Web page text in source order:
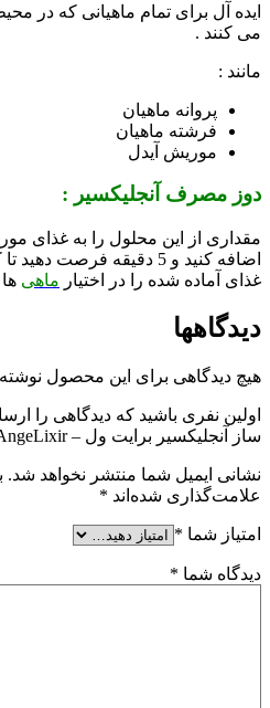
ایده آل برای تمام ماهیانی که در
می کنند .
مانند :
پروانه ماهیان
فرشته ماهیان
موریش آیدل
دوز مصرف آنجلیکسیر :
مقداری از این محلول را به غذای
اضافه کنید و 5 دقیقه
غذای آماده شده را در اختیار ماهی
دیدگاهها
هیچ دیدگاهی برای این محصول
اولین نفری باشید که دیدگاهی را
ساز آنجلیکسیر برایت ول – Brightwell AngeLixir”
نشانی ایمیل شما منتشر نخواهد شد.
علامت‌گذاری شده‌اند *
امتیاز شما *
دیدگاه شما *